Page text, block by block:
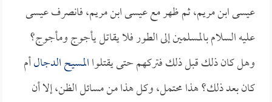
عيسى ابن مريم، ثم ظهر مع عيسى ابن مريم، فانصرف عيسى
عليه السلام بالمسلمين إلى الطور فلا يقاتل يأجوج ومأجوج؟
وهل كان ذلك قبل ذلك فتركهم حتى يقتلواالمسيح الدجالأم
كان بعد ذلك؟ هذا محتمل، وكل هذا من مسائل الظن، إلا أن